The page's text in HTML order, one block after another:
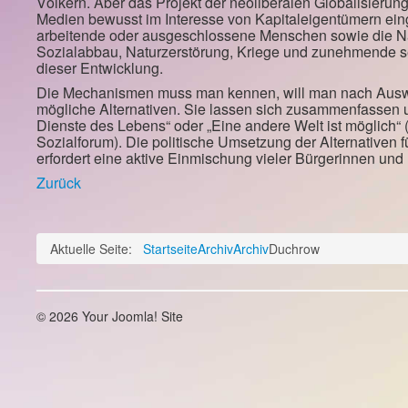
Medien bewusst im Interesse von Kapitaleigentümern
arbeitende oder ausgeschlossene Menschen sowie die
Sozialabbau, Naturzerstörung, Kriege und zunehmende
dieser Entwicklung.
Die Mechanismen muss man kennen, will man nach
mögliche Alternativen. Sie lassen sich zusammenfassen
Dienste des Lebens“ oder „Eine andere Welt ist
Sozialforum). Die politische Umsetzung der Alternativen
erfordert eine aktive Einmischung vieler Bürgerinnen und
Zurück
Aktuelle Seite: StartseiteArchivArchivDuchrow
© 2026 Your Joomla! Site